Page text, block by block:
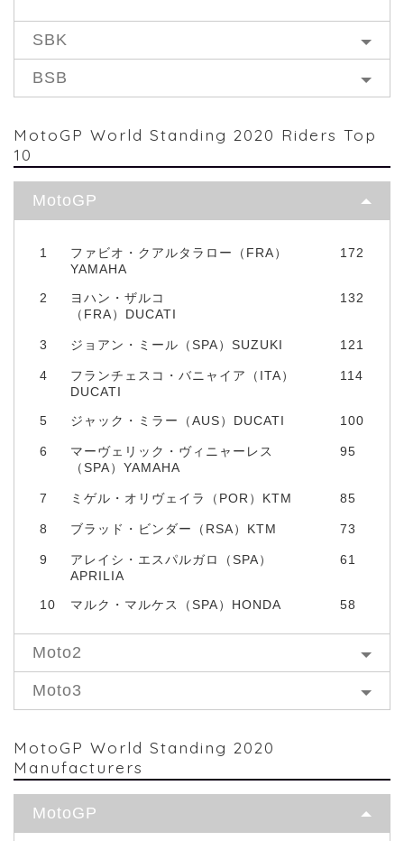
SBK
BSB
MotoGP World Standing 2020 Riders Top
10
MotoGP
1
ファビオ・クアルタラロー（FRA）
YAMAHA
172
2
ヨハン・ザルコ
（FRA）DUCATI
132
3 ジョアン・ミール（SPA）SUZUKI 121
4
フランチェスコ・バニャイア（ITA）
DUCATI
114
5 ジャック・ミラー（AUS）DUCATI 100
6
マーヴェリック・ヴィニャーレス
（SPA）YAMAHA
95
7 ミゲル・オリヴェイラ（POR）KTM 85
8 ブラッド・ビンダー（RSA）KTM 73
9
アレイシ・エスパルガロ（SPA）
APRILIA
61
10 マルク・マルケス（SPA）HONDA 58
Moto2
Moto3
MotoGP World Standing 2020
Manufacturers
MotoGP